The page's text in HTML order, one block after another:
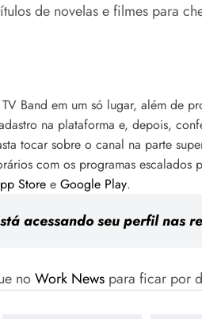
de novelas e filmes para
Band em um só lugar, além de
na plataforma e, depois,
tocar sobre o canal na parte
com os programas escalados
Store e Google Play.
acessando seu perfil nas
noWork News para ficar por